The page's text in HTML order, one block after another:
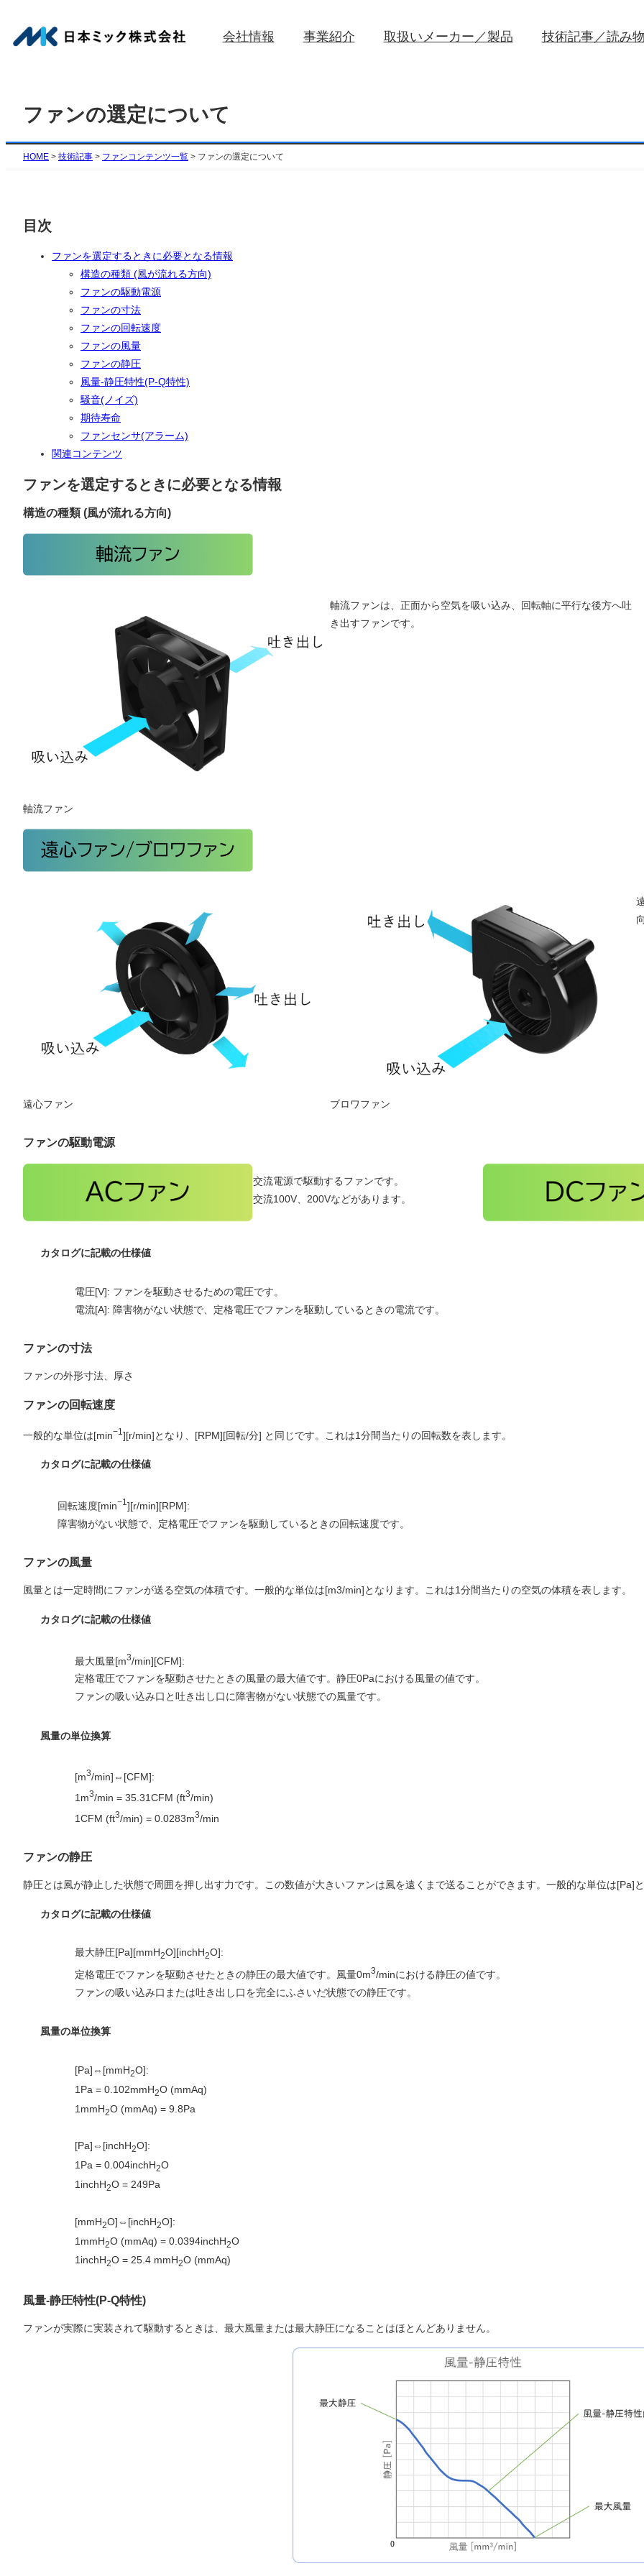
を
会社情報 事業紹介 取扱いメーカー／製品 技術記事／読み物
ファンの選定について
HOME > 技術記事 > ファンコンテンツ一覧 > ファンの選定について
目次
ファンを選定するときに必要となる情報
構造の種類 (風が流れる方向)
ファンの駆動電源
ファンの寸法
ファンの回転速度
ファンの風量
ファンの静圧
風量-静圧特性(P-Q特性)
騒音(ノイズ)
期待寿命
ファンセンサ(アラーム)
関連コンテンツ
ファンを選定するときに必要となる情報
構造の種類 (風が流れる方向)
軸流ファン
軸流ファンは、正面から空気を吸い込み、回転軸に平行な後方へ吐
き出すファンです。
遠心ファン ブロワファン
ファンの駆動電源
交流電源で駆動するファンです。
交流100V、200Vなどがあります。
カタログに記載の仕様値
電圧[V]: ファンを駆動させるための電圧です。
電流[A]: 障害物がない状態で、定格電圧でファンを駆動しているときの電流です。
ファンの寸法
ファンの外形寸法、厚さ
ファンの回転速度
一般的な単位は[min−1 ][r/min]となり、[RPM][回転/分] と同じです。これは1分間当たりの回転数を表します。
カタログに記載の仕様値
回転速度[min−1 ][r/min][RPM]:
障害物がない状態で、定格電圧でファンを駆動しているときの回転速度です。
ファンの風量
風量とは一定時間にファンが送る空気の体積です。一般的な単位は[m3/min]となります。これは1分間当たりの空気の体積を表します。
カタログに記載の仕様値
最大風量[m3/min][CFM]:
定格電圧でファンを駆動させたときの風量の最大値です。静圧0Paにおける風量の値です。
ファンの吸い込み口と吐き出し口に障害物がない状態での風量です。
風量の単位換算
[m3/min]⇔[CFM]:
1m3/min = 35.31CFM (ft3/min)
1CFM (ft3/min) = 0.0283m3/min
ファンの静圧
静圧とは風が静止した状態で周囲を押し出す力です。この数値が大きいファンは風を遠くまで送ることができます。一般的な単位は[Pa]と
カタログに記載の仕様値
最大静圧[Pa][mmH2O][inchH2O]:
定格電圧でファンを駆動させたときの静圧の最大値です。風量0m3/minにおける静圧の値です。
ファンの吸い込み口または吐き出し口を完全にふさいだ状態での静圧です。
風量の単位換算
[Pa]⇔[mmH2O]:
1Pa = 0.102mmH2O (mmAq)
1mmH2O (mmAq) = 9.8Pa
[Pa]⇔[inchH2O]:
1Pa = 0.004inchH2O
1inchH2O = 249Pa
[mmH2O]⇔[inchH2O]:
1mmH2O (mmAq) = 0.0394inchH2O
1inchH2O = 25.4 mmH2O (mmAq)
風量-静圧特性(P-Q特性)
ファンが実際に実装されて駆動するときは、最大風量または最大静圧になることはほとんどありません。